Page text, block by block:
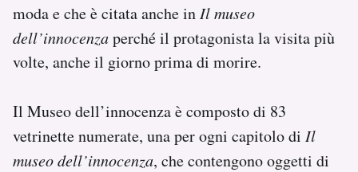
moda e che è citata anche in Il museo
dell’innocenzaperché il protagonista la visita più
volte, anche il giorno prima di morire.
Il Museo dell’innocenza è composto di 83
vetrinette numerate, una per ogni capitolo di Il
museo dell’innocenza, che contengono oggetti di